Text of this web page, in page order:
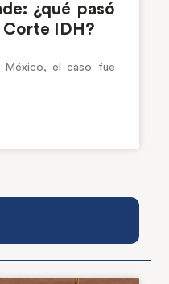
¿qué pasó
Corte IDH?
el caso fue